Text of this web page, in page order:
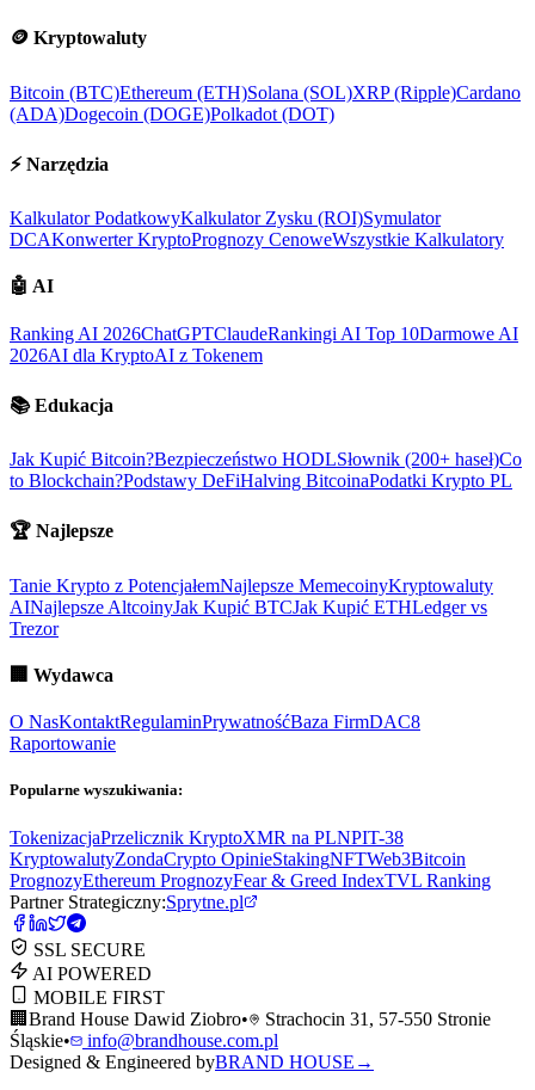
🪙 Kryptowaluty
Bitcoin (BTC)Ethereum (ETH)Solana (SOL)XRP (Ripple)Cardano
(ADA)Dogecoin (DOGE)Polkadot (DOT)
⚡ Narzędzia
Kalkulator PodatkowyKalkulator Zysku (ROI)Symulator
DCAKonwerter KryptoPrognozy CenoweWszystkie Kalkulatory
🤖 AI
Ranking AI 2026ChatGPTClaudeRankingi AI Top 10Darmowe AI
2026AI dla KryptoAI z Tokenem
📚 Edukacja
Jak Kupić Bitcoin?Bezpieczeństwo HODLSłownik (200+ haseł)Co
to Blockchain?Podstawy DeFiHalving BitcoinaPodatki Krypto PL
🏆 Najlepsze
Tanie Krypto z PotencjałemNajlepsze MemecoinyKryptowaluty
AINajlepsze AltcoinyJak Kupić BTCJak Kupić ETHLedger vs
Trezor
🏢 Wydawca
O NasKontaktRegulaminPrywatnośćBaza FirmDAC8
Raportowanie
Popularne wyszukiwania:
TokenizacjaPrzelicznik KryptoXMR na PLNPIT-38
KryptowalutyZondaCrypto OpinieStakingNFTWeb3Bitcoin
PrognozyEthereum PrognozyFear & Greed IndexTVL Ranking
Partner Strategiczny:Sprytne.pl
SSL SECURE
AI POWERED
MOBILE FIRST
🏢 Brand House Dawid Ziobro•
Strachocin 31, 57-550 Stronie
Śląskie•
info@brandhouse.com.pl
Designed & Engineered byBRAND HOUSE →